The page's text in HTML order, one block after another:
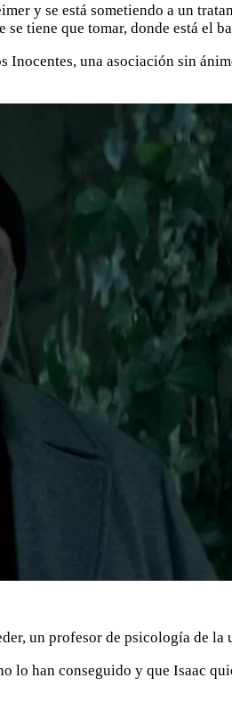
y se está sometiendo a un
se tiene que tomar, donde está el
una asociación sin
un profesor de psicología de
lo han conseguido y que Isaac